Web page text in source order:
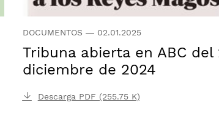
DOCUMENTOS — 02.01.2025
Tribuna abierta en ABC del
diciembre de 2024
Descarga PDF (255.75 K)